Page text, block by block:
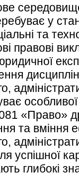
у
та
правові
«Право»
та
успішної
глибокі